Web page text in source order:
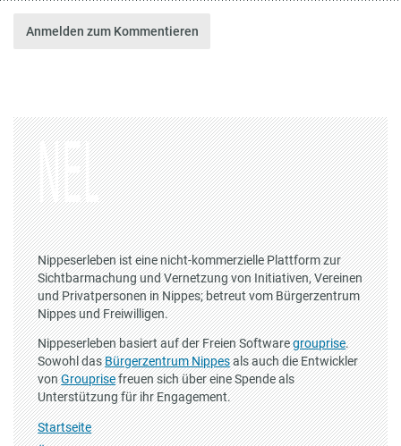
Anmelden zum Kommentieren
Nippeserleben ist eine nicht-kommerzielle Plattform zur
Sichtbarmachung und Vernetzung von Initiativen, Vereinen
und Privatpersonen in Nippes; betreut vom Bürgerzentrum
Nippes und Freiwilligen.
Nippeserleben basiert auf der Freien Softwaregrouprise.
Sowohl dasBürgerzentrum Nippesals auch die Entwickler
vonGrouprisefreuen sich über eine Spende als
Unterstützung für ihr Engagement.
Startseite